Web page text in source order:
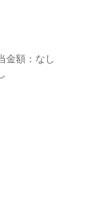
金額：なし